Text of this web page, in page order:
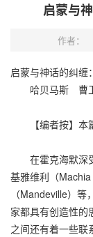
启蒙与
作者：
启蒙与神话的纠缠
哈贝马斯 曹
【编者按】本
在霍克海默深受
基雅维利（
（Mandeville）
家都具有创造性的
之间还有着一些联